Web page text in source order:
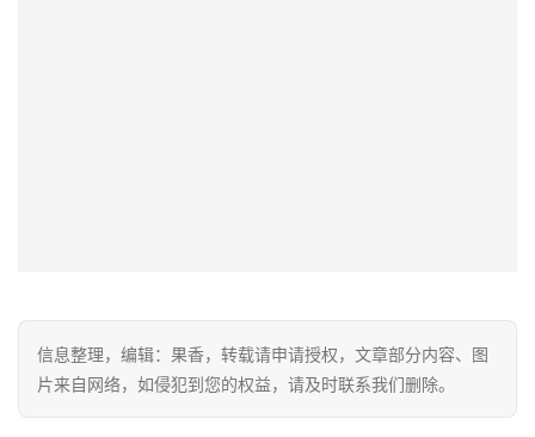
信息整理，编辑：果香，转载请申请授权，文章部分内容、图
片来自网络，如侵犯到您的权益，请及时联系我们删除。